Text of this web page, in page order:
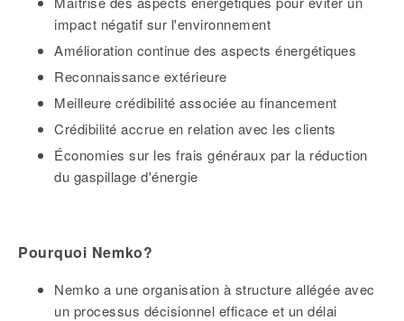
impact négatif sur l'environnement
Amélioration continue des aspects énergétiques
Reconnaissance extérieure
Meilleure crédibilité associée au financement
Crédibilité accrue en relation avec les clients
Économies sur les frais généraux par la réduction
du gaspillage d'énergie
Pourquoi Nemko?
Nemko a une organisation à structure allégée avec
un processus décisionnel efficace et un délai